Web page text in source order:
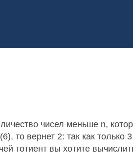
чисел меньше n,
то вернет 2: так как только
тотиент вы хотите